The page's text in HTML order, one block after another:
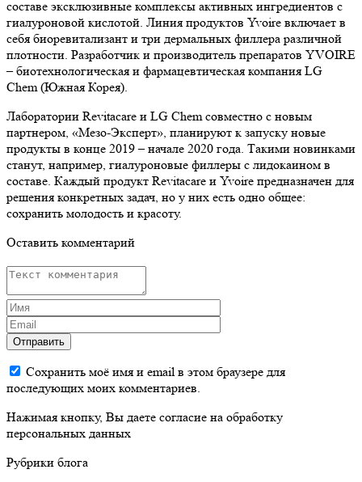
составе эксклюзивные комплексы активных ингредиентов с
гиалуроновой кислотой. Линия продуктов Yvoire включает в
себя биоревитализант и три дермальных филлера различной
плотности. Разработчик и производитель препаратов YVOIRE
– биотехнологическая и фармацевтическая компания LG
Chem (Южная Корея).
Лаборатории Revitacare и LG Chem совместно с новым
партнером, «Мезо-Эксперт», планируют к запуску новые
продукты в конце 2019 – начале 2020 года. Такими новинками
станут, например, гиалуроновые филлеры с лидокаином в
составе. Каждый продукт Revitacare и Yvoire предназначен для
решения конкретных задач, но у них есть одно общее:
сохранить молодость и красоту.
Оставить комментарий
Отправить
Сохранить моё имя и email в этом браузере для
последующих моих комментариев.
Нажимая кнопку, Вы даете согласие на обработку
персональных данных
Рубрики блога